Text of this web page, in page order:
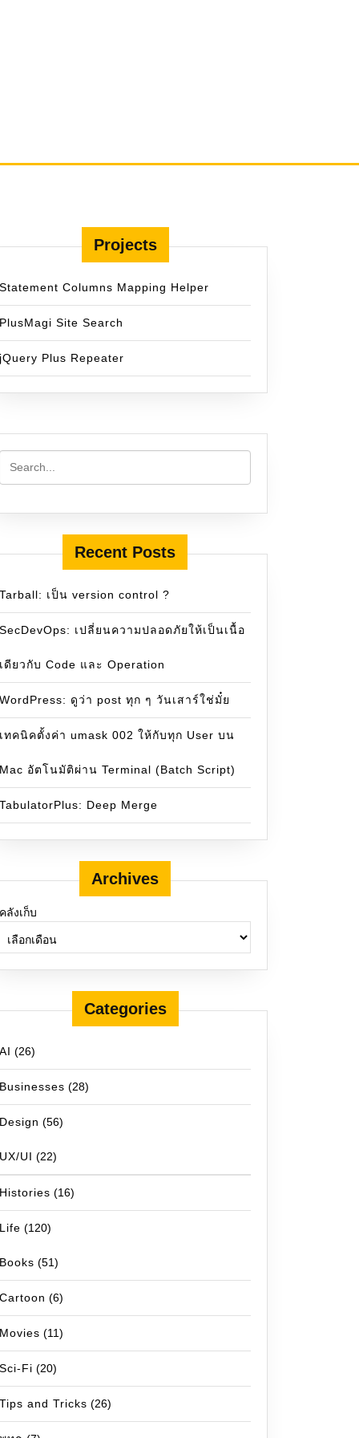
Projects
Statement Columns Mapping Helper
PlusMagi Site Search
jQuery Plus Repeater
Recent Posts
Tarball: เป็น version control ?
SecDevOps: เปลี่ยนความปลอดภัยให้เป็นเนื้อ
เดียวกับ Code และ Operation
WordPress: ดูว่า post ทุก ๆ วันเสาร์ใช่มั๋ย
เทคนิคตั้งค่า umask 002 ให้กับทุก User บน
Mac อัตโนมัติผ่าน Terminal (Batch Script)
TabulatorPlus: Deep Merge
Archives
คลังเก็บ
Categories
AI (26)
Businesses (28)
Design (56)
UX/UI (22)
Histories (16)
Life (120)
Books (51)
Cartoon (6)
Movies (11)
Sci-Fi (20)
Tips and Tricks (26)